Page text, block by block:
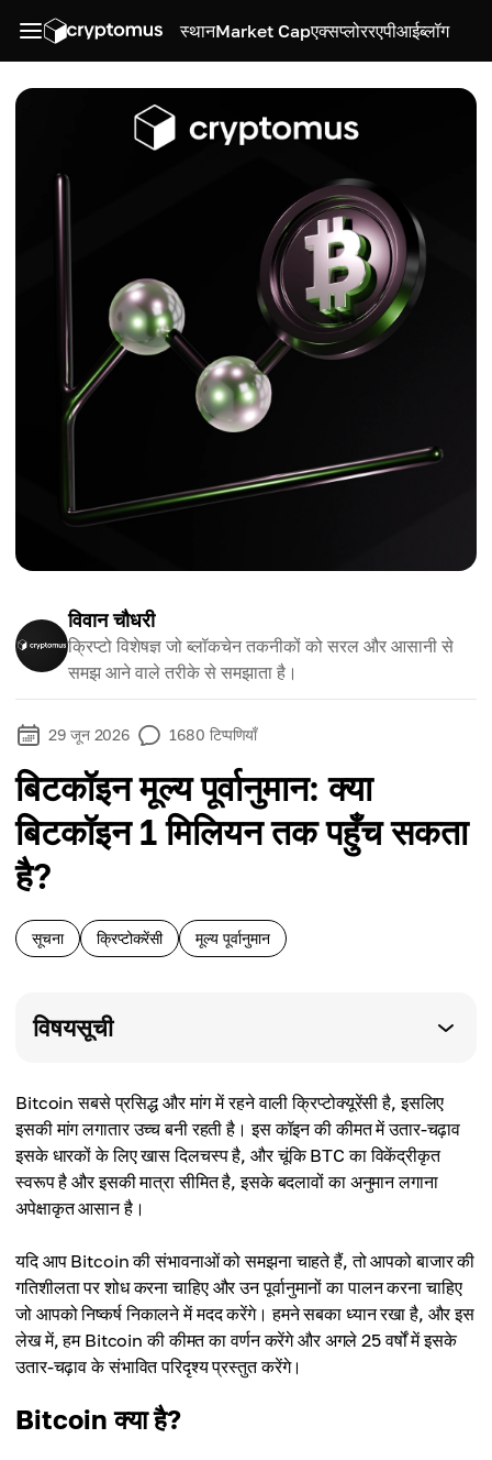
स्थानMarket Capएक्सप्लोररएपीआईब्लॉग
विवान चौधरी
क्रिप्टो विशेषज्ञ जो ब्लॉकचेन तकनीकों को सरल और आसानी से
समझ आने वाले तरीके से समझाता है।
29 जून 2026 1680 टिप्पणियाँ
बिटकॉइन मूल्य पूर्वानुमान: क्या
बिटकॉइन 1 मिलियन तक पहुँच सकता
है?
सूचना क्रिप्टोकरेंसी मूल्य पूर्वानुमान
विषयसूची
Bitcoin सबसे प्रसिद्ध और मांग में रहने वाली क्रिप्टोक्यूरेंसी है, इसलिए
इसकी मांग लगातार उच्च बनी रहती है। इस कॉइन की कीमत में उतार-चढ़ाव
इसके धारकों के लिए खास दिलचस्प है, और चूंकि BTC का विकेंद्रीकृत
स्वरूप है और इसकी मात्रा सीमित है, इसके बदलावों का अनुमान लगाना
अपेक्षाकृत आसान है।
यदि आप Bitcoin की संभावनाओं को समझना चाहते हैं, तो आपको बाजार की
गतिशीलता पर शोध करना चाहिए और उन पूर्वानुमानों का पालन करना चाहिए
जो आपको निष्कर्ष निकालने में मदद करेंगे। हमने सबका ध्यान रखा है, और इस
लेख में, हम Bitcoin की कीमत का वर्णन करेंगे और अगले 25 वर्षों में इसके
उतार-चढ़ाव के संभावित परिदृश्य प्रस्तुत करेंगे।
Bitcoin क्या है?